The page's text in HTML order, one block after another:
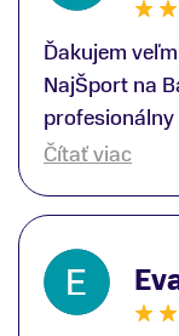
Ďakujem
NajŠport na
ďakujem
lyžiarskej
Atomic; Pán
odbornosťou
som sa,
Čítať viac